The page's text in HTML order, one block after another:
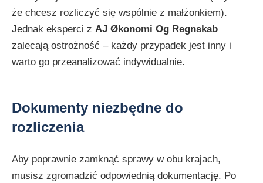
że chcesz rozliczyć się wspólnie z małżonkiem).
Jednak eksperci z AJ Økonomi Og Regnskab
zalecają ostrożność – każdy przypadek jest inny i
warto go przeanalizować indywidualnie.
Dokumenty niezbędne do
rozliczenia
Aby poprawnie zamknąć sprawy w obu krajach,
musisz zgromadzić odpowiednią dokumentację. Po